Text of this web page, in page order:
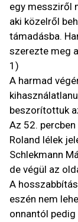
egy messziről
aki közelről
támadásba.
szerezte meg
1)
A harmad
beszorítottuk
Az 52.
Roland lélek
Schlekmann
de végül az
A
eszén nem
onnantól